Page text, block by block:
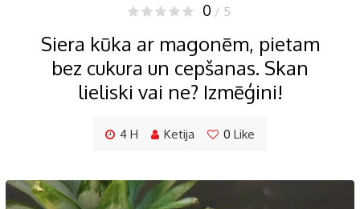
0 / 5
Siera kūka ar magonēm, pietam
bez cukura un cepšanas. Skan
lieliski vai ne? Izmēģini!
4 H Ketija 0 Like